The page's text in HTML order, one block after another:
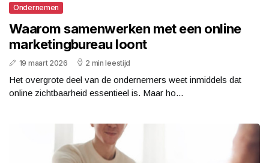
Ondernemen
Waarom samenwerken met een online
marketingbureau loont
19 maart 2026 2 min leestijd
Het overgrote deel van de ondernemers weet inmiddels dat
online zichtbaarheid essentieel is. Maar ho...